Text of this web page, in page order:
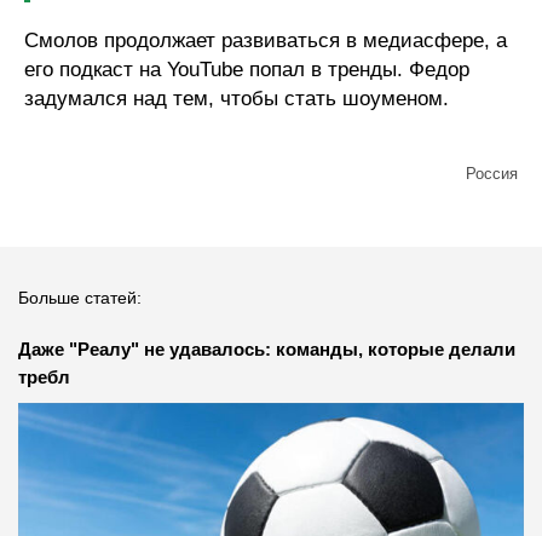
Смолов продолжает развиваться в медиасфере, а
его подкаст на YouTube попал в тренды. Федор
задумался над тем, чтобы стать шоуменом.
Россия
Больше статей:
Даже "Реалу" не удавалось: команды, которые делали
требл